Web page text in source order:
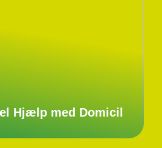
Hjælp med Domicil